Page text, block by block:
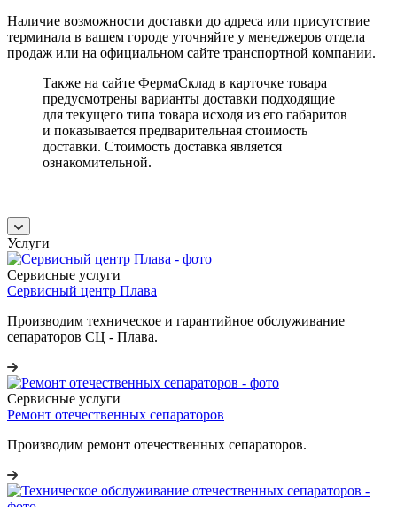
Наличие возможности доставки до адреса или присутствие
терминала в вашем городе уточняйте у менеджеров отдела
продаж или на официальном сайте транспортной компании.
Также на сайте ФермаСклад в карточке товара
предусмотрены варианты доставки подходящие
для текущего типа товара исходя из его габаритов
и показывается предварительная стоимость
доставки. Стоимость доставка является
ознакомительной.
Услуги
Сервисные услуги
Сервисный центр Плава
Производим техническое и гарантийное обслуживание
сепараторов СЦ - Плава.
Сервисные услуги
Ремонт отечественных сепараторов
Производим ремонт отечественных сепараторов.